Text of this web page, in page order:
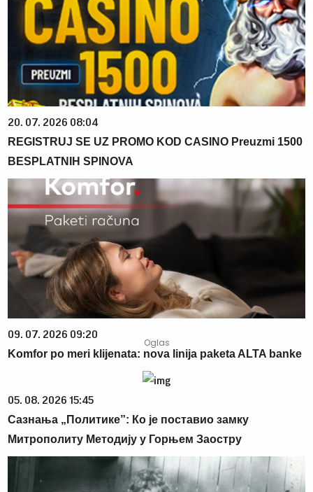
20. 07. 2026 08:04
REGISTRUJ SE UZ PROMO KOD CASINO Preuzmi 1500
BESPLATNIH SPINOVA
09. 07. 2026 09:20
Komfor po meri klijenata: nova linija paketa ALTA banke
05. 08. 2026 15:45
Сазнања „Политике”: Ко је поставио замку
Митрополиту Методију у Горњем Заостру